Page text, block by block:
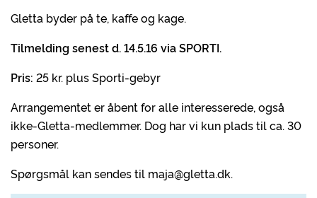
Gletta byder på te, kaffe og kage.
Tilmelding senest d. 14.5.16 via SPORTI.
Pris: 25 kr. plus Sporti-gebyr
Arrangementet er åbent for alle interesserede, også
ikke-Gletta-medlemmer. Dog har vi kun plads til ca. 30
personer.
Spørgsmål kan sendes til maja@gletta.dk.